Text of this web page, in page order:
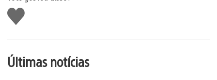
Curtir
Últimas notícias